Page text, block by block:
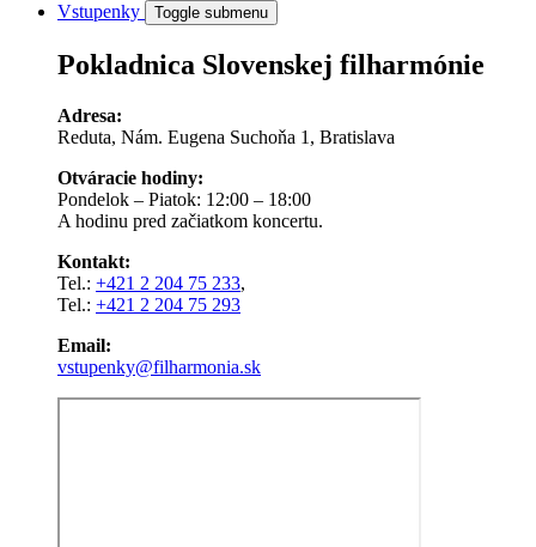
Vstupenky
Toggle submenu
Pokladnica Slovenskej filharmónie
Adresa:
Reduta, Nám. Eugena Suchoňa 1, Bratislava
Otváracie hodiny:
Pondelok – Piatok: 12:00 – 18:00
A hodinu pred začiatkom koncertu.
Kontakt:
Tel.: +421 2 204 75 233,
Tel.: +421 2 204 75 293
Email:
vstupenky@filharmonia.sk